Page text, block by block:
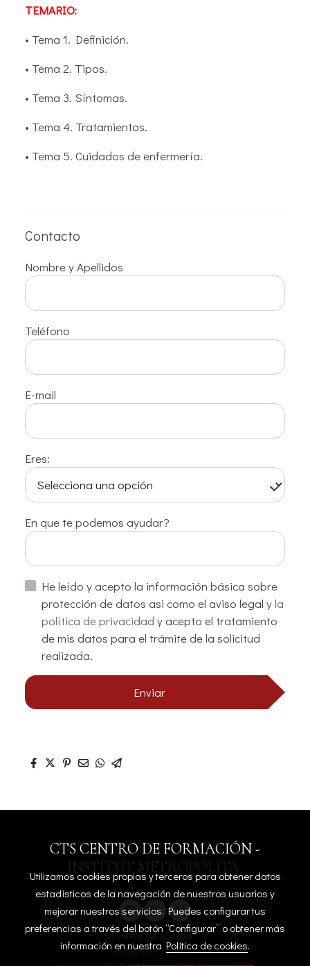
TEMARIO:
• Tema 1. Definición.
• Tema 2. Tipos.
• Tema 3. Síntomas.
• Tema 4. Tratamientos.
• Tema 5. Cuidados de enfermería.
Contacto
Nombre y Apellidos
Teléfono
E-mail
Eres:
En que te podemos ayudar?
He leído y acepto la información básica sobre
protección de datos asi como el aviso legal yla
política de privacidad y acepto el tratamiento
de mis datos para el trámite de la solicitud
realizada.
Enviar
CTS CENTRO DE FORMACIÓN -
INSTITUT METROPOLITÀ
Política de cookies
Gestión de cookies
Utilizamos cookies propias y terceros para obtener datos
estadísticos de la navegación de nuestros usuarios y
mejorar nuestros servicios. Puedes configurar tus
preferencias a través del botón “Configurar” o obtener más
información en nuestra Política de cookies.